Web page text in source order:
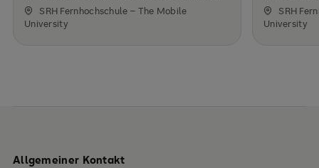
SRH Fernhochschule – The Mobile
University
SRH
University
Allgemeiner Kontakt